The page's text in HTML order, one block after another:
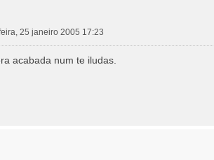
25 janeiro 2005 17:23
acabada num te iludas.